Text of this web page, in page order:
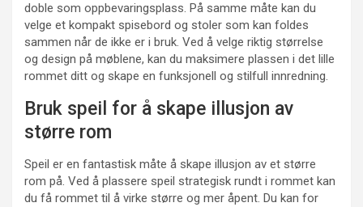
doble som oppbevaringsplass. På samme måte kan du
velge et kompakt spisebord og stoler som kan foldes
sammen når de ikke er i bruk. Ved å velge riktig størrelse
og design på møblene, kan du maksimere plassen i det lille
rommet ditt og skape en funksjonell og stilfull innredning.
Bruk speil for å skape illusjon av
større rom
Speil er en fantastisk måte å skape illusjon av et større
rom på. Ved å plassere speil strategisk rundt i rommet kan
du få rommet til å virke større og mer åpent. Du kan for